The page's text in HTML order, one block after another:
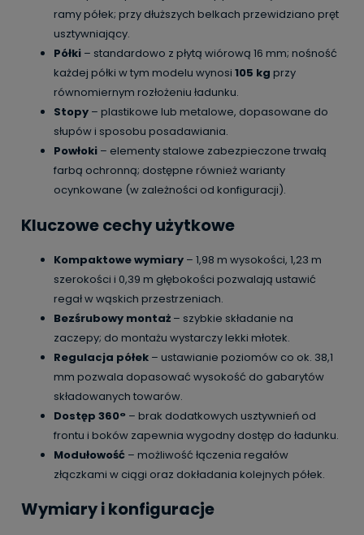
ramy półek; przy dłuższych belkach przewidziano pręt
usztywniający.
Półki – standardowo z płytą wiórową 16 mm; nośność
każdej półki w tym modelu wynosi 105 kg przy
równomiernym rozłożeniu ładunku.
Stopy – plastikowe lub metalowe, dopasowane do
słupów i sposobu posadawiania.
Powłoki – elementy stalowe zabezpieczone trwałą
farbą ochronną; dostępne również warianty
ocynkowane (w zależności od konfiguracji).
Kluczowe cechy użytkowe
Kompaktowe wymiary – 1,98 m wysokości, 1,23 m
szerokości i 0,39 m głębokości pozwalają ustawić
regał w wąskich przestrzeniach.
Bezśrubowy montaż – szybkie składanie na
zaczepy; do montażu wystarczy lekki młotek.
Regulacja półek – ustawianie poziomów co ok. 38,1
mm pozwala dopasować wysokość do gabarytów
składowanych towarów.
Dostęp 360° – brak dodatkowych usztywnień od
frontu i boków zapewnia wygodny dostęp do ładunku.
Modułowość – możliwość łączenia regałów
złączkami w ciągi oraz dokładania kolejnych półek.
Wymiary i konfiguracje